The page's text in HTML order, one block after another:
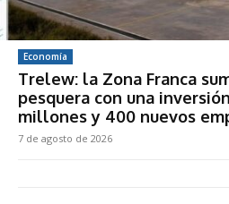
Economía
Trelew: la Zona Franca
pesquera con una
millones y 400 nuevos
7 de agosto de 2026